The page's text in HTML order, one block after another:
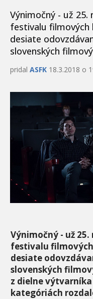
Výnimočný - už
festivalu filmových
desiate
slovenských
pridal ASFK 18.3.2018 o
Výnimočný - už
festivalu
desiate
slovenských
z dielne
kategóriách